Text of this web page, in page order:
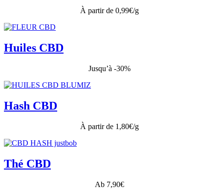
À partir de 0,99€/g
Huiles CBD
Jusqu’à -30%
Hash CBD
À partir de 1,80€/g
Thé CBD
Ab 7,90€